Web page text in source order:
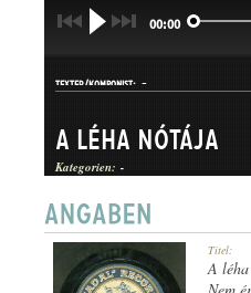
00:00
TEXTER/KOMPONIST: -
DAL
A léha nótája
Kategorien: -
Titel:
A